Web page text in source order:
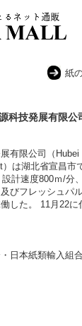
紙
科技発展有限
有限公司（
）は湖北省宣昌
計速度800ｍ/分
びフレッシュパ
した。 11月22
・日本紙類輸入